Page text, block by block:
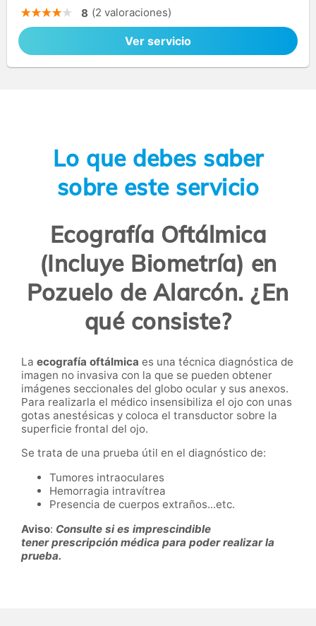
8 (2 valoraciones)
Ver servicio
Lo que debes saber
sobre este servicio
Ecografía Oftálmica
(Incluye Biometría) en
Pozuelo de Alarcón. ¿En
qué consiste?
La ecografía oftálmica es una técnica diagnóstica de
imagen no invasiva con la que se pueden obtener
imágenes seccionales del globo ocular y sus anexos.
Para realizarla el médico insensibiliza el ojo con unas
gotas anestésicas y coloca el transductor sobre la
superficie frontal del ojo.
Se trata de una prueba útil en el diagnóstico de:
Tumores intraoculares
Hemorragia intravítrea
Presencia de cuerpos extraños...etc.
Aviso: Consulte si es imprescindible
tener prescripción médica para poder realizar la
prueba.